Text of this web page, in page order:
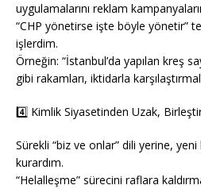
uygulamalarını reklam
“CHP yönetirse işte böyle yönetir”
işlerdim.
Örneğin: “İstanbul’da yapılan kreş
gibi rakamları, iktidarla
4️⃣ Kimlik Siyasetinden Uzak,
Sürekli “biz ve onlar” dili yerine,
kurardım.
“Helalleşme” sürecini raflara